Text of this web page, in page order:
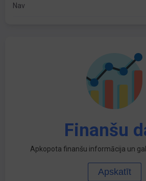
Nav
Finanšu
Apkopota finanšu informācija un
Apskatīt